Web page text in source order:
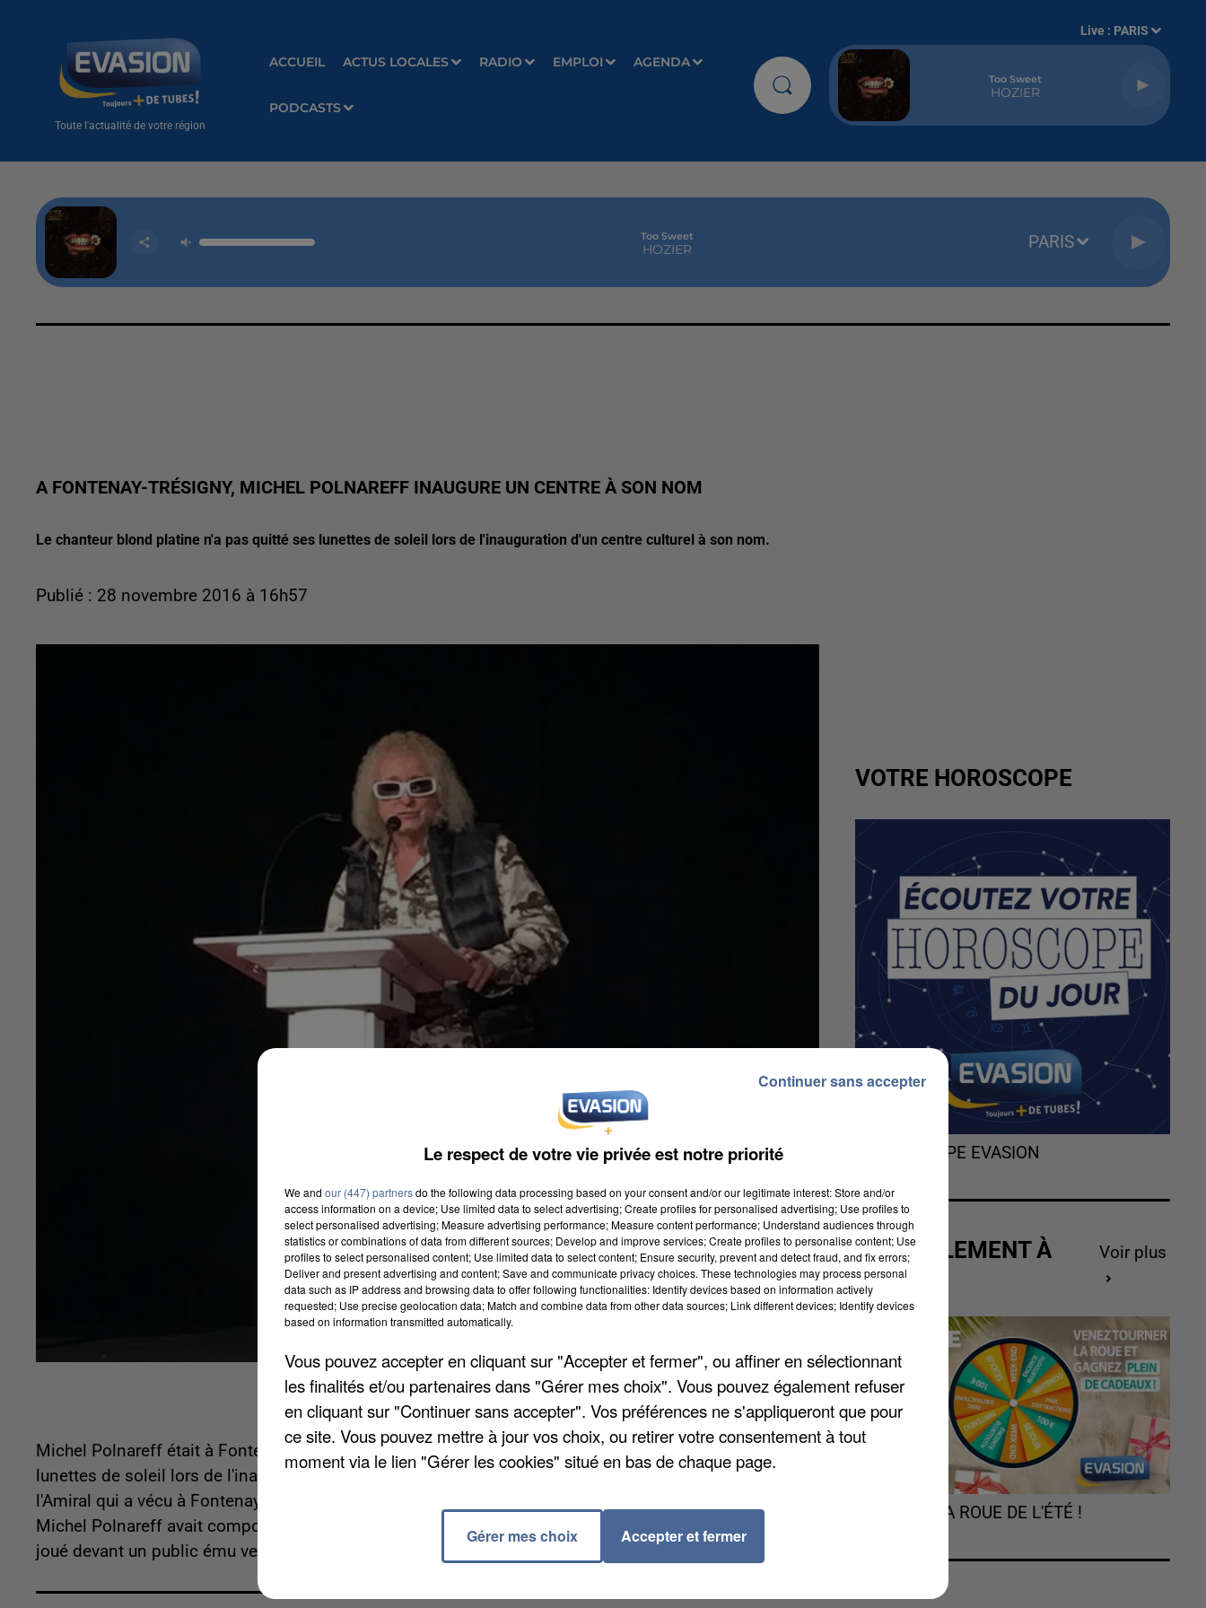
Toute l'actualité de votre région
ACCUEIL ACTUS LOCALES RADIO EMPLOI AGENDA
PODCASTS
Live : PARIS
Too Sweet
HOZIER
Too Sweet
HOZIER PARIS
A FONTENAY-TRÉSIGNY, MICHEL POLNAREFF INAUGURE UN CENTRE À SON NOM
Le chanteur blond platine n'a pas quitté ses lunettes de soleil lors de l'inauguration d'un centre culturel à son nom.
Publié : 28 novembre 2016 à 16h57
Michel Polnareff était à Fontenay-Trésigny vendredi soir. Le chanteur blond platine n'a pas quitté ses
lunettes de soleil lors de l'inauguration d'un centre culturel à son nom. Un retour aux sources pour
l'Amiral qui a vécu à Fontenay entre 1985 et 1989. C'est dans cette commune de 5.300 âmes que
Michel Polnareff avait composé l'un de ses plus grands tubes, « Goodbye Marylou », qu'il a d'ailleurs
joué devant un public ému vendredi. C'est la première salle de France à porter le nom de Polnareff.
VOTRE HOROSCOPE
L'HOROSCOPE EVASION
ACTUELLEMENT À
GAGNER
Voir plus
TOURNEZ LA ROUE DE L'ÉTÉ !
Le respect de votre vie privée est notre priorité
We and our (447) partnersdo the following data processing based on your consent and/or our legitimate interest: Store and/or
access information on a device; Use limited data to select advertising; Create profiles for personalised advertising; Use profiles to
select personalised advertising; Measure advertising performance; Measure content performance; Understand audiences through
statistics or combinations of data from different sources; Develop and improve services; Create profiles to personalise content; Use
profiles to select personalised content; Use limited data to select content; Ensure security, prevent and detect fraud, and fix errors;
Deliver and present advertising and content; Save and communicate privacy choices. These technologies may process personal
data such as IP address and browsing data to offer following functionalities: Identify devices based on information actively
requested; Use precise geolocation data; Match and combine data from other data sources; Link different devices; Identify devices
based on information transmitted automatically.
Vous pouvez accepter en cliquant sur "Accepter et fermer", ou affiner en sélectionnant
les finalités et/ou partenaires dans "Gérer mes choix". Vous pouvez également refuser
en cliquant sur "Continuer sans accepter". Vos préférences ne s'appliqueront que pour
ce site. Vous pouvez mettre à jour vos choix, ou retirer votre consentement à tout
moment via le lien "Gérer les cookies" situé en bas de chaque page.
Gérer mes choix Accepter et fermer
Continuer sans accepter